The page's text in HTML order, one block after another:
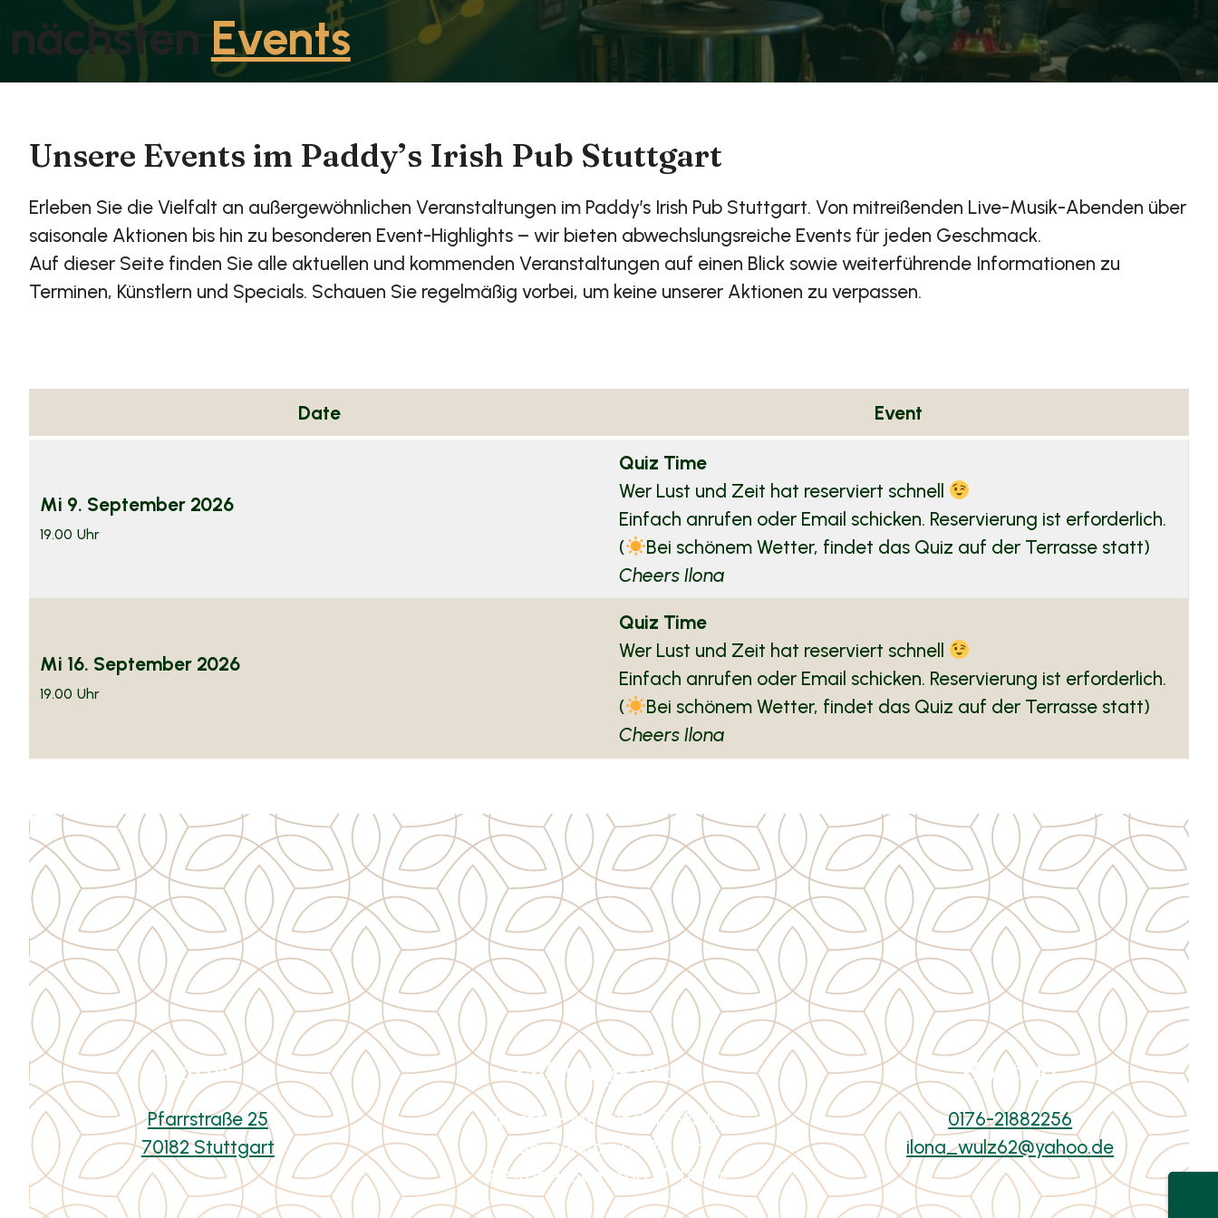
nächsten Events
Unsere Events im Paddy’s Irish Pub Stuttgart
Erleben Sie die Vielfalt an außergewöhnlichen Veranstaltungen im Paddy’s Irish Pub Stuttgart. Von mitreißenden Live-Musik-Abenden über
saisonale Aktionen bis hin zu besonderen Event-Highlights – wir bieten abwechslungsreiche Events für jeden Geschmack.
Auf dieser Seite finden Sie alle aktuellen und kommenden Veranstaltungen auf einen Blick sowie weiterführende Informationen zu
Terminen, Künstlern und Specials. Schauen Sie regelmäßig vorbei, um keine unserer Aktionen zu verpassen.
Date Event
Mi 9. September2026
19.00 Uhr
Quiz Time
Wer Lust und Zeit hat reserviert schnell
Einfach anrufen oder Email schicken. Reservierung ist erforderlich.
(
Bei schönem Wetter, findet das Quiz auf der Terrasse statt)
Cheers Ilona
Mi 16. September2026
19.00 Uhr
Quiz Time
Wer Lust und Zeit hat reserviert schnell
Einfach anrufen oder Email schicken. Reservierung ist erforderlich.
(
Bei schönem Wetter, findet das Quiz auf der Terrasse statt)
Cheers Ilona
Adresse
Pfarrstraße 25
70182 Stuttgart
Öffnungszeiten
Dienstag–Mittwoch 17–23 Uhr
Donnerstag 17–24 Uhr
Freitag + Samstag 17–01 Uhr
Kontakt
0176-21882256
ilona_wulz62@yahoo.de